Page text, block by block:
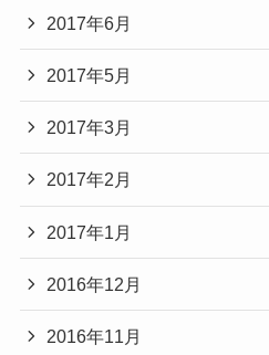
2017年6月
2017年5月
2017年3月
2017年2月
2017年1月
2016年12月
2016年11月